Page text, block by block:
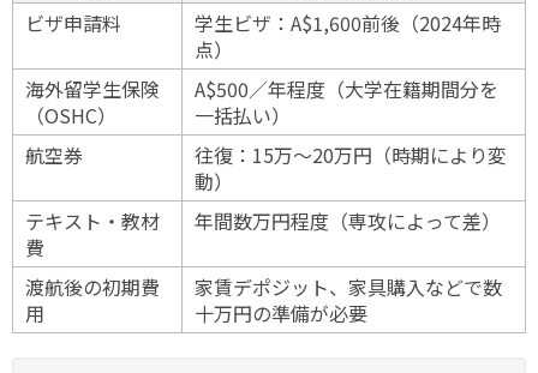
ビザ申請料
学生ビザ：A$1,600前後（2024年時
点）
海外留学生保険
（OSHC）
A$500／年程度（大学在籍期間分を
一括払い）
航空券
往復：15万〜20万円（時期により変
動）
テキスト・教材
費
年間数万円程度（専攻によって差）
渡航後の初期費
用
家賃デポジット、家具購入などで数
十万円の準備が必要